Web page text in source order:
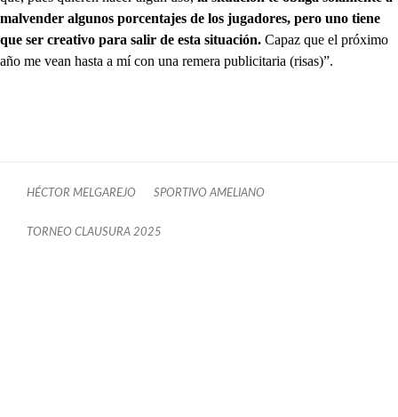
malvender algunos porcentajes de los jugadores, pero uno tiene
que ser creativo para salir de esta situación. Capaz que el próximo
año me vean hasta a mí con una remera publicitaria (risas)”.
HÉCTOR MELGAREJO SPORTIVO AMELIANO
TORNEO CLAUSURA 2025